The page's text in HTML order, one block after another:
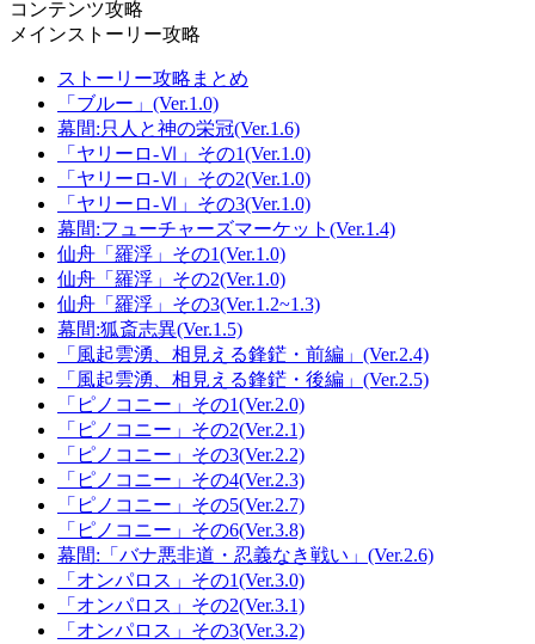
コンテンツ攻略
メインストーリー攻略
ストーリー攻略まとめ
「ブルー」(Ver.1.0)
幕間:只人と神の栄冠(Ver.1.6)
「ヤリーロ-Ⅵ」その1(Ver.1.0)
「ヤリーロ-Ⅵ」その2(Ver.1.0)
「ヤリーロ-Ⅵ」その3(Ver.1.0)
幕間:フューチャーズマーケット(Ver.1.4)
仙舟「羅浮」その1(Ver.1.0)
仙舟「羅浮」その2(Ver.1.0)
仙舟「羅浮」その3(Ver.1.2~1.3)
幕間:狐斎志異(Ver.1.5)
「風起雲湧、相見える鋒鋩・前編」(Ver.2.4)
「風起雲湧、相見える鋒鋩・後編」(Ver.2.5)
「ピノコニー」その1(Ver.2.0)
「ピノコニー」その2(Ver.2.1)
「ピノコニー」その3(Ver.2.2)
「ピノコニー」その4(Ver.2.3)
「ピノコニー」その5(Ver.2.7)
「ピノコニー」その6(Ver.3.8)
幕間:「バナ悪非道・忍義なき戦い」(Ver.2.6)
「オンパロス」その1(Ver.3.0)
「オンパロス」その2(Ver.3.1)
「オンパロス」その3(Ver.3.2)